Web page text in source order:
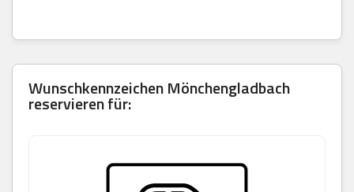
Wunschkennzeichen Mönchengladbach
reservieren für: